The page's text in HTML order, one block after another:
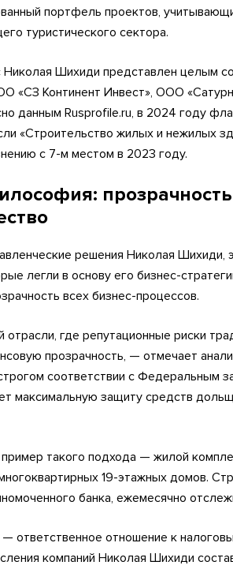
портфель проектов,
туристического сектора.
Николая Шихиди представлен целым
«СЗ Континент Инвест», ООО
данным Rusprofile.ru, в 2024 году
«Строительство жилых и нежилых
с 7-м местом в 2023 году.
решения Николая
легли в основу его бизнес-
всех бизнес-процессов.
отрасли, где репутационные риски
прозрачность, — отмечает
соответствии с Федеральным
максимальную защиту средств
такого подхода — жилой
19-этажных домов.
банка, ежемесячно
— ответственное отношение к
компаний Николая Шихиди